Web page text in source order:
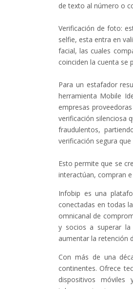
de texto al número o
Verificación de foto:
selfie, esta entra en
facial, las cuales
coinciden la cuenta se
Para un estafador
herramienta Mobile
empresas
verificación silenciosa
fraudulentos,
verificación segura
Esto permite que se
interactúan, compran
Infobip es una
conectadas en todas
omnicanal de
y socios a superar la
aumentar la retención
Con más de una
continentes. Ofrece
dispositivos